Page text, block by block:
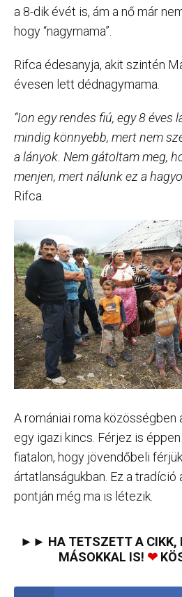
a 8-dik évét is, ám a nő már
hogy “nagymama”.
Rifca édesanyja, akit szintén
évesen lett dédnagymama.
“Ion egy rendes fiú, egy 8 éves
mindig könnyebb, mert nem
a lányok. Nem gátoltam meg,
menjen, mert nálunk ez a
Rifca.
A romániai roma közösségben
egy igazi kincs. Férjez is
fiatalon, hogy jövendőbeli
ártatlanságukban. Ez a tradíció
pontján még ma is létezik.
►► HA TETSZETT A CIKK,
MÁSOKKAL IS! ❤